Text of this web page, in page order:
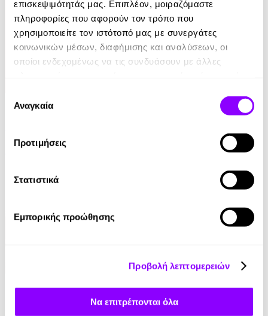
επισκεψιμότητάς μας. Επιπλέον, μοιραζόμαστε
πληροφορίες που αφορούν τον τρόπο που
χρησιμοποιείτε τον ιστότοπό μας με συνεργάτες
κοινωνικών μέσων, διαφήμισης και αναλύσεων, οι
οποίοι ενδεχομένως να τις συνδυάσουν με άλλες
των υπηρεσιών τους.
συγκατάθεσης
Αναγκαία
Προτιμήσεις
Στατιστικά
Εμπορικής προώθησης
Προβολή λεπτομερειών
Να επιτρέπονται όλα
Audiobook
Αλέκος Φασιανός
Η Ελλάδα του Όθωνα